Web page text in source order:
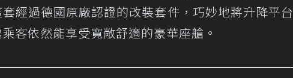
經過德國原廠認證的改裝套件，巧妙地將升降平台
客依然能享受寬敞舒適的豪華座艙。